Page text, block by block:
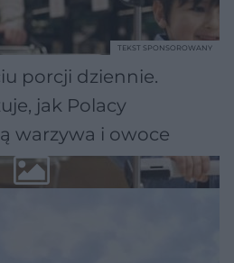
porcji dziennie.
jak Polacy
warzywa i owoce
TEKST SPONSOROWANY